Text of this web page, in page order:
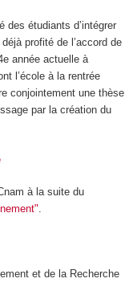
des étudiants d’intégrer
profité de l’accord de
année actuelle à
l’école à la rentrée
conjointement une thèse
par la création du
à la suite du
.
et de la Recherche